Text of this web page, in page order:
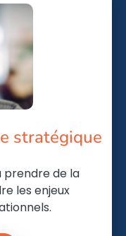
stratégique
prendre de la
les enjeux